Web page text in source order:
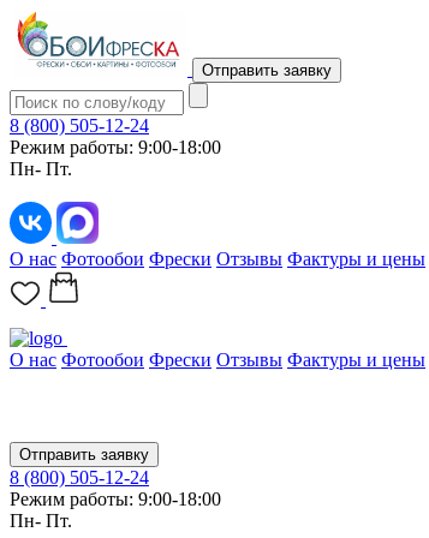
Отправить заявку
8 (800) 505-12-24
Режим работы: 9:00-18:00
Пн- Пт.
О нас Фотообои Фрески Отзывы Фактуры и цены
О нас Фотообои Фрески Отзывы Фактуры и цены
Отправить заявку
8 (800) 505-12-24
Режим работы: 9:00-18:00
Пн- Пт.